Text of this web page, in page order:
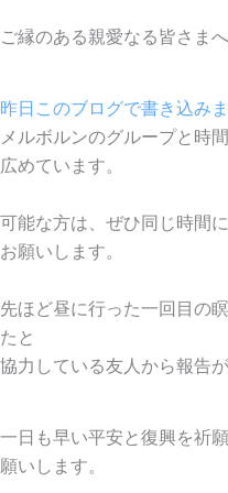
ご縁のある親愛なる皆さまへ
昨日このブログで書き込み
メルボルンのグループと時
広めています。
可能な方は、ぜひ同じ時間
お願いします。
先ほど昼に行った一回目の
たと
協力している友人から報告が
一日も早い平安と復興を祈
願いします。